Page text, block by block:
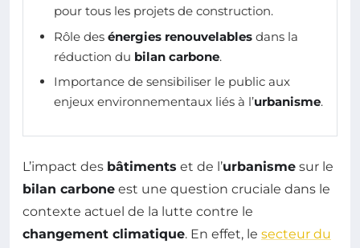
pour tous les projets de construction.
Rôle des énergies renouvelables dans la
réduction du bilan carbone.
Importance de sensibiliser le public aux
enjeux environnementaux liés à l’urbanisme.
L’impact des bâtiments et de l’urbanisme sur le
bilan carbone est une question cruciale dans le
contexte actuel de la lutte contre le
changement climatique. En effet, le secteur du